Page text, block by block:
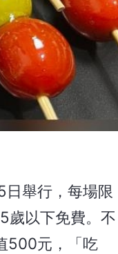
舉行，每場限
歲以下免費。不
500元，「吃